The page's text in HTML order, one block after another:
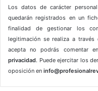
Los datos de carácter
quedarán registrados en un
finalidad de gestionar los
legitimación se realiza a
acepta no podrás comentar
privacidad. Puede ejercitar los
oposición en